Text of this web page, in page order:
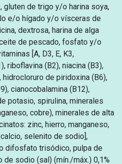
gluten de trigo y/o harina soya,
e/o hígado y/o vísceras de
dextrosa, harina de alga
de pescado, fosfato y/o
[A, D3, E, K3,
riboflavina (B2), niacina (B3),
de piridoxina (B6),
cianocobalamina (B12),
potasio, spirulina, minerales
cobre), minerales de alta
zinc, hierro, manganeso,
selenito de sodio],
difosfato trisódico, pulpa de
de sodio (sal) (mín./máx.) 0,1%